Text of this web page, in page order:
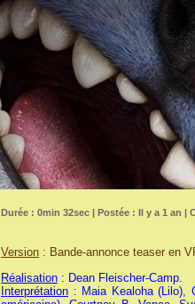
Durée : 0min 32sec | Postée : Il y a 1 an |
Version : Bande-annonce teaser en
Réalisation : Dean Fleischer-Camp.
Interprétation : Maia Kealoha (Lilo),